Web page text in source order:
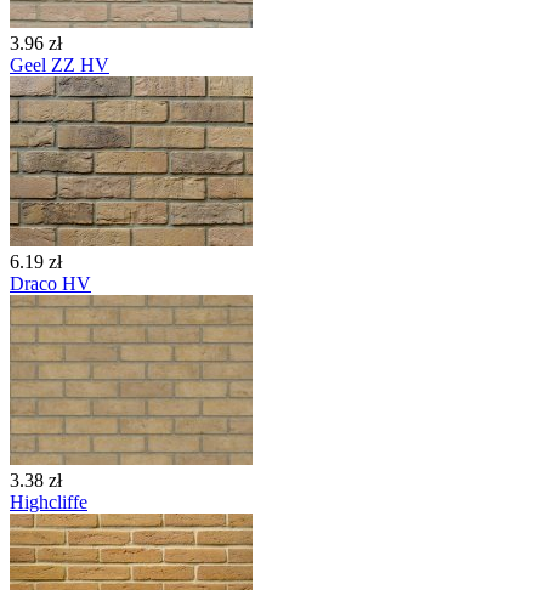
3.96 zł
Geel ZZ HV
6.19 zł
Draco HV
3.38 zł
Highcliffe